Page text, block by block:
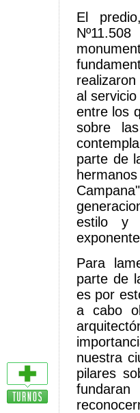
El
al
entre los
sobre
parte de
estilo y
Para
parte de
es por
a cabo
nuestra
pilares